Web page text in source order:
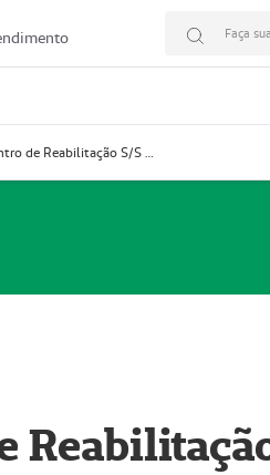
Faça
Prestador CERPAM – Centro de Reabilitação S/S Ltda-ME (52004274-8)